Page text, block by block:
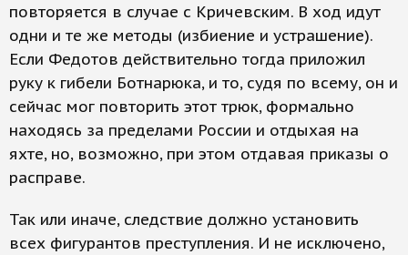
повторяется в случае с Кричевским. В ход идут
одни и те же методы (избиение и устрашение).
Если Федотов действительно тогда приложил
руку к гибели Ботнарюка, и то, судя по всему, он и
сейчас мог повторить этот трюк, формально
находясь за пределами России и отдыхая на
яхте, но, возможно, при этом отдавая приказы о
расправе.
Так или иначе, следствие должно установить
всех фигурантов преступления. И не исключено,